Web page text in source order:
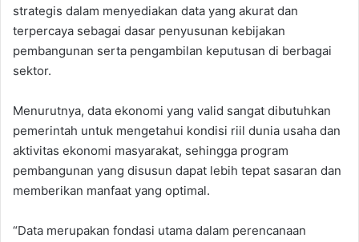
strategis dalam menyediakan data yang akurat dan
terpercaya sebagai dasar penyusunan kebijakan
pembangunan serta pengambilan keputusan di berbagai
sektor.
Menurutnya, data ekonomi yang valid sangat dibutuhkan
pemerintah untuk mengetahui kondisi riil dunia usaha dan
aktivitas ekonomi masyarakat, sehingga program
pembangunan yang disusun dapat lebih tepat sasaran dan
memberikan manfaat yang optimal.
“Data merupakan fondasi utama dalam perencanaan